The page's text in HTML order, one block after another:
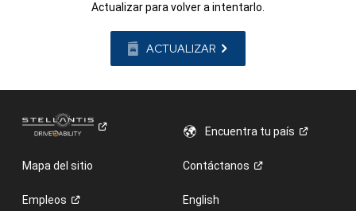
Actualizar para volver a intentarlo.
ACTUALIZAR
Encuentra tupaís
Mapa del sitio Contáctanos
Empleos English